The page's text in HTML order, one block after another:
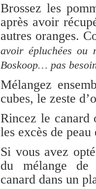
Brossez les
après avoir
autres oranges.
avoir épluchées
Boskoop… pas
Mélangez
cubes, le zeste
Rincez le canard
les excès de peau
Si vous avez
du mélange de
canard dans un